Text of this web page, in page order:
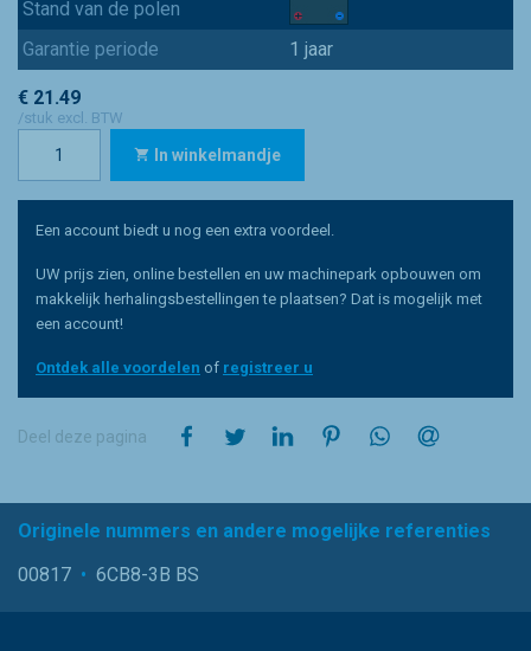
Stand van de polen
Garantie periode
1 jaar
€ 21.49
/stuk excl. BTW
In winkelmandje
Een account biedt u nog een extra voordeel.
UW prijs zien, online bestellen en uw machinepark opbouwen om
makkelijk herhalingsbestellingen te plaatsen? Dat is mogelijk met
een account!
Ontdek alle voordelen of registreer u
Deel deze pagina op Facebookop Twitterop LinkedInop Pinterestop WhatsApp
Originele nummers en andere mogelijke referenties
00817 • 6CB8-3B BS